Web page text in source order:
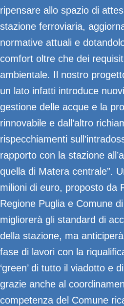
ripensare allo spazio di
stazione ferroviaria,
normative attuali e
comfort oltre che dei
ambientale. Il nostro
un lato infatti introduce
gestione delle acque e la
rinnovabile e dall’altro
rispecchiamenti
rapporto con la stazione
quella di Matera centrale”.
milioni di euro, proposto da
Regione Puglia e Comune
migliorerà gli standard di
della stazione, ma
fase di lavori con la
‘green’ di tutto il viadotto e
grazie anche al
competenza del Comune